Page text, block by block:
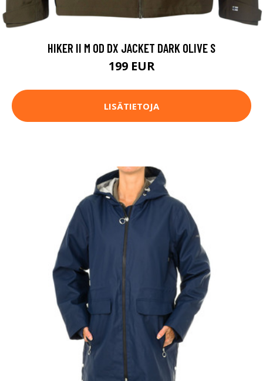
HIKER II M OD DX JACKET DARK OLIVE S
199 EUR
LISÄTIETOJA